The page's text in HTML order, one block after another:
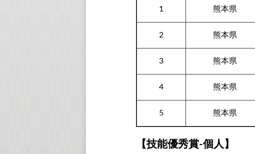
1 熊本県
2 熊本県
3 熊本県
4 熊本県
5 熊本県
【技能優秀賞-個人】